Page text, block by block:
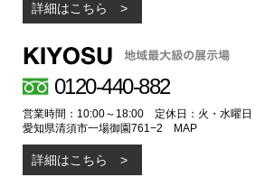
詳細はこちら
0120-440-882
営業時間：10:00～18:00 定休日：火・水曜日
愛知県清須市一場御園761−2
MAP
詳細はこちら